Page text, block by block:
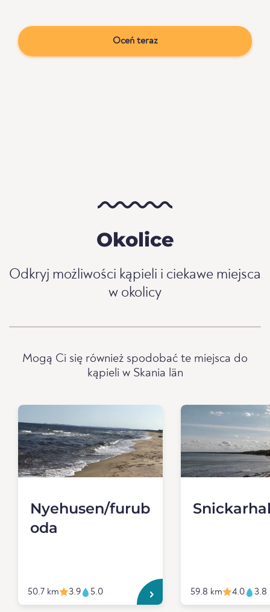
Oceń teraz
Okolice
Odkryj możliwości kąpieli i ciekawe miejsca
w okolicy
Mogą Ci się również spodobać te miejsca do
kąpieli w Skania län
Nyehusen/furub
oda
50.7 km 3.9 5.0 59.8 km 4.0 3.8